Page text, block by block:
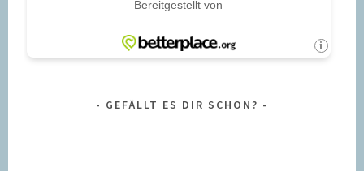
GEFÄLLT ES DIR SCHON?